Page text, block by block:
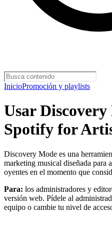
InicioPromoción y playlists
Usar Discovery
Spotify for
Discovery Mode es una
marketing musical diseñada para
oyentes en el momento que
Para: los administradores y
versión web. Pídele al
equipo o cambie tu nivel de